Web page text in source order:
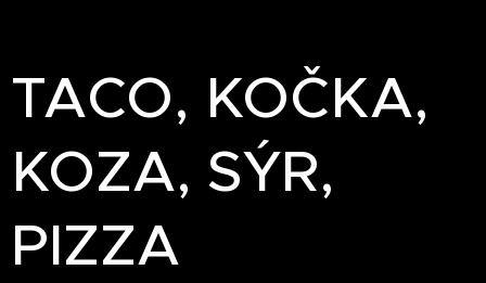
TACO, KOČKA,
KOZA, SÝR,
PIZZA